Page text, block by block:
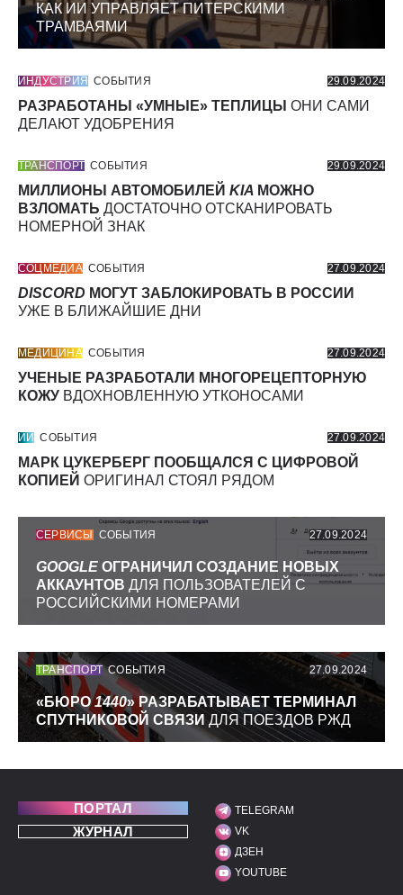
КАК ИИ УПРАВЛЯЕТ ПИТЕРСКИМИ
ТРАМВАЯМИ
ИНДУСТРИЯ СОБЫТИЯ 29.09.2024
РАЗРАБОТАНЫ «УМНЫЕ» ТЕПЛИЦЫ ОНИ САМИ
ДЕЛАЮТ УДОБРЕНИЯ
ТРАНСПОРТ СОБЫТИЯ 29.09.2024
МИЛЛИОНЫ АВТОМОБИЛЕЙ KIA МОЖНО
ВЗЛОМАТЬ ДОСТАТОЧНО ОТСКАНИРОВАТЬ
НОМЕРНОЙ ЗНАК
СОЦМЕДИА СОБЫТИЯ 27.09.2024
DISCORD МОГУТ ЗАБЛОКИРОВАТЬ В РОССИИ
УЖЕ В БЛИЖАЙШИЕ ДНИ
МЕДИЦИНА СОБЫТИЯ 27.09.2024
УЧЕНЫЕ РАЗРАБОТАЛИ МНОГОРЕЦЕПТОРНУЮ
КОЖУ ВДОХНОВЛЕННУЮ УТКОНОСАМИ
ИИ СОБЫТИЯ 27.09.2024
МАРК ЦУКЕРБЕРГ ПООБЩАЛСЯ С ЦИФРОВОЙ
КОПИЕЙ ОРИГИНАЛ СТОЯЛ РЯДОМ
СЕРВИСЫ СОБЫТИЯ 27.09.2024
GOOGLE ОГРАНИЧИЛ СОЗДАНИЕ НОВЫХ
АККАУНТОВ ДЛЯ ПОЛЬЗОВАТЕЛЕЙ С
РОССИЙСКИМИ НОМЕРАМИ
ТРАНСПОРТ СОБЫТИЯ 27.09.2024
«БЮРО1440» РАЗРАБАТЫВАЕТ ТЕРМИНАЛ
СПУТНИКОВОЙ СВЯЗИ ДЛЯ ПОЕЗДОВ РЖД
ПОРТАЛ
ЖУРНАЛ
МЫ В СОЦИАЛЬНЫХ
TELEGRAM
VK
ДЗЕН
YOUTUBE